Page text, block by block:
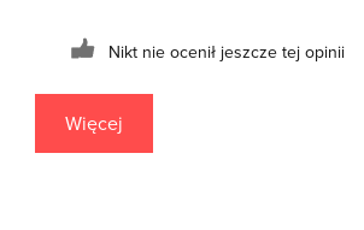
Nikt nie ocenił jeszcze tej opinii
Więcej